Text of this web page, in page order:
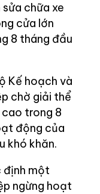
chữa xe
cửa lớn
8 tháng đầu
Kế hoạch và
chờ giải thể
trong 8
động của
khó khăn.
định một
ngừng hoạt